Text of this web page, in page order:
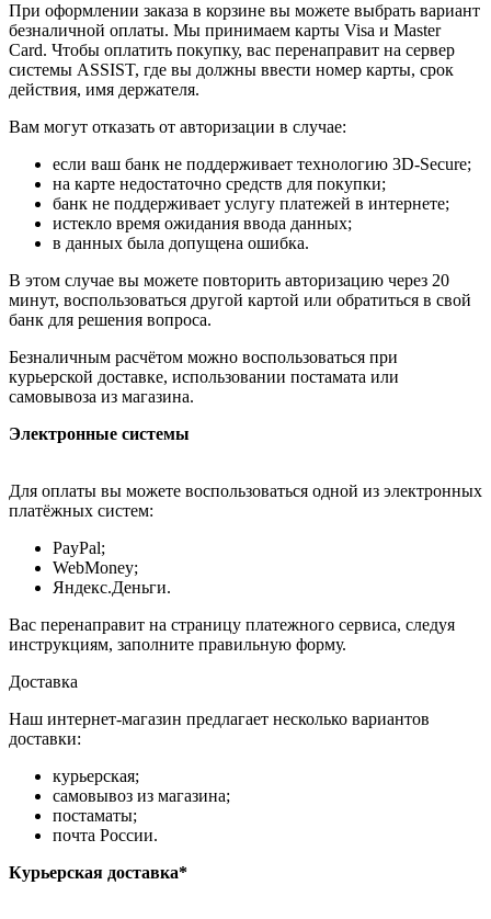
При оформлении заказа в корзине вы можете выбрать вариант
безналичной оплаты. Мы принимаем карты Visa и Master
Card. Чтобы оплатить покупку, вас перенаправит на сервер
системы ASSIST, где вы должны ввести номер карты, срок
действия, имя держателя.
Вам могут отказать от авторизации в случае:
если ваш банк не поддерживает технологию 3D-Secure;
на карте недостаточно средств для покупки;
банк не поддерживает услугу платежей в интернете;
истекло время ожидания ввода данных;
в данных была допущена ошибка.
В этом случае вы можете повторить авторизацию через 20
минут, воспользоваться другой картой или обратиться в свой
банк для решения вопроса.
Безналичным расчётом можно воспользоваться при
курьерской доставке, использовании постамата или
самовывоза из магазина.
Электронные системы
Для оплаты вы можете воспользоваться одной из электронных
платёжных систем:
PayPal;
WebMoney;
Яндекс.Деньги.
Вас перенаправит на страницу платежного сервиса, следуя
инструкциям, заполните правильную форму.
Доставка
Наш интернет-магазин предлагает несколько вариантов
доставки:
курьерская;
самовывоз из магазина;
постаматы;
почта России.
Курьерская доставка*